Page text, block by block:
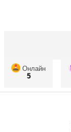
Онлайн
5